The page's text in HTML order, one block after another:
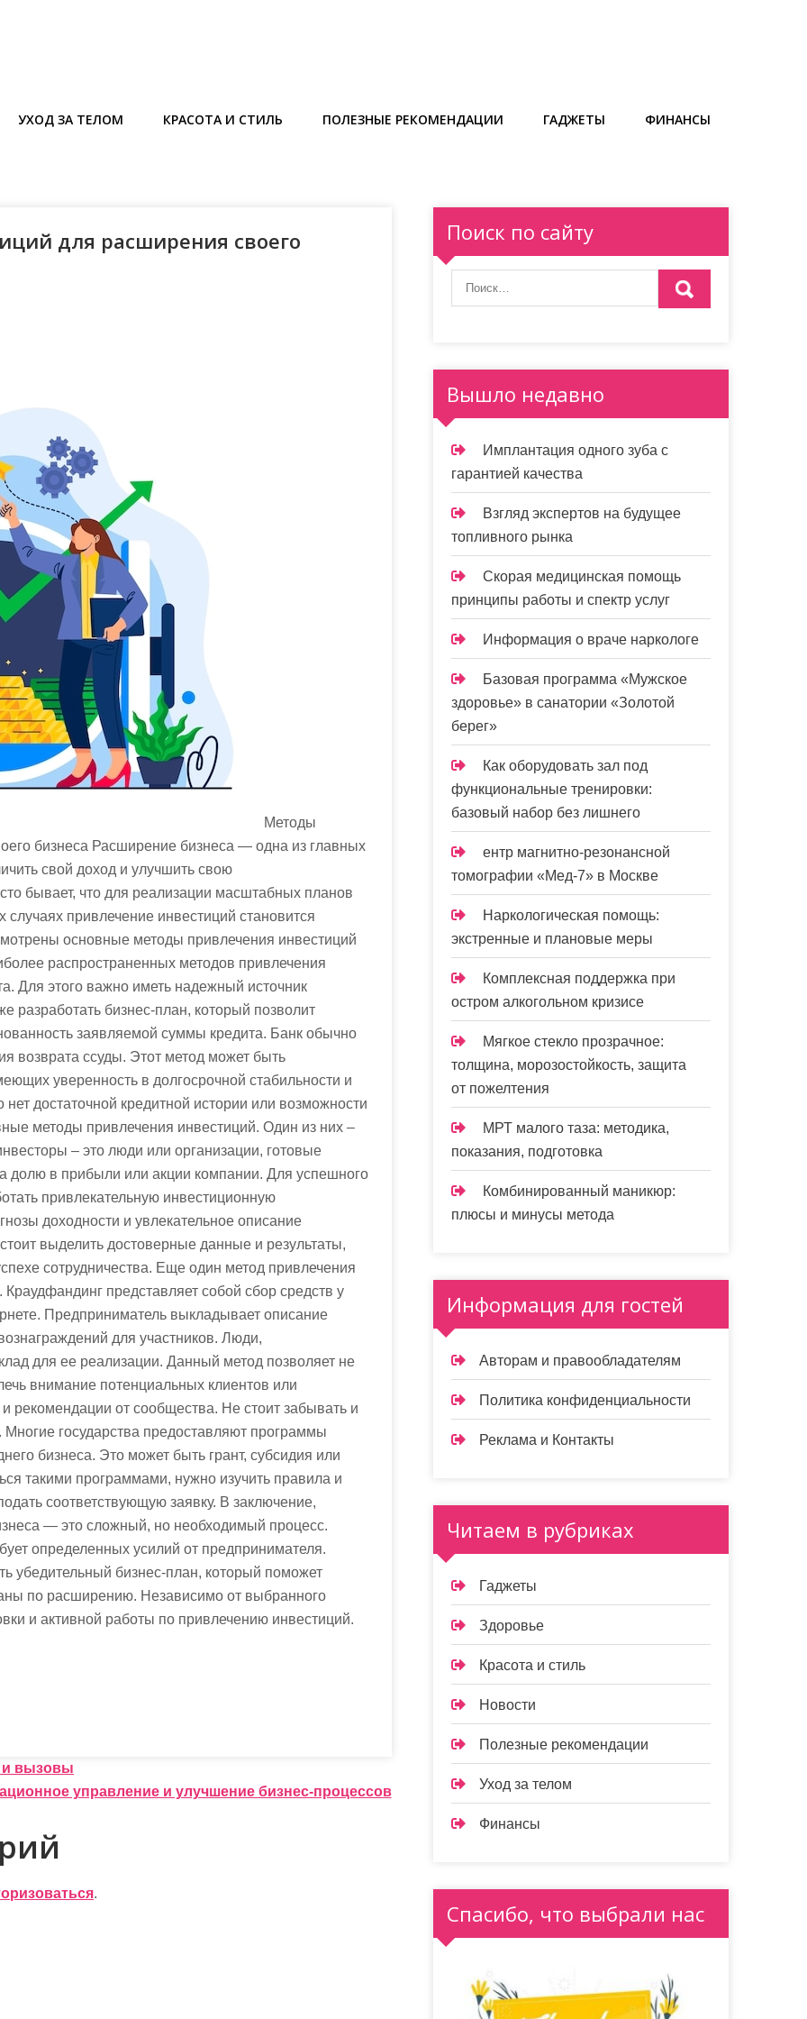
УХОД ЗА ТЕЛОМ КРАСОТА И СТИЛЬ ПОЛЕЗНЫЕ РЕКОМЕНДАЦИИ ГАДЖЕТЫ ФИНАНСЫ
для расширения своего
Методы
бизнеса Расширение бизнеса — одна из главных
свой доход и улучшить свою
бывает, что для реализации масштабных планов
привлечение инвестиций становится
основные методы привлечения инвестиций
распространенных методов привлечения
Для этого важно иметь надежный источник
разработать бизнес-план, который позволит
заявляемой суммы кредита. Банк обычно
возврата ссуды. Этот метод может быть
уверенность в долгосрочной стабильности и
достаточной кредитной истории или возможности
методы привлечения инвестиций. Один из них –
– это люди или организации, готовые
долю в прибыли или акции компании. Для успешного
привлекательную инвестиционную
доходности и увлекательное описание
выделить достоверные данные и результаты,
сотрудничества. Еще один метод привлечения
представляет собой сбор средств у
Предприниматель выкладывает описание
для участников. Люди,
для ее реализации. Данный метод позволяет не
внимание потенциальных клиентов или
рекомендации от сообщества. Не стоит забывать и
государства предоставляют программы
бизнеса. Это может быть грант, субсидия или
такими программами, нужно изучить правила и
соответствующую заявку. В заключение,
— это сложный, но необходимый процесс.
определенных усилий от предпринимателя.
убедительный бизнес-план, который поможет
по расширению. Независимо от выбранного
и активной работы по привлечению инвестиций.
и вызовы
управление и улучшение бизнес-процессов
.
Поиск по сайту
Вышло недавно
Имплантация одного зуба с
гарантией качества
Взгляд экспертов на будущее
топливного рынка
Скорая медицинская помощь
принципы работы и спектр услуг
Информация о враче наркологе
Базовая программа «Мужское
здоровье» в санатории «Золотой
берег»
Как оборудовать зал под
функциональные тренировки:
базовый набор без лишнего
ентр магнитно-резонансной
томографии «Мед-7» в Москве
Наркологическая помощь:
экстренные и плановые меры
Комплексная поддержка при
остром алкогольном кризисе
Мягкое стекло прозрачное:
толщина, морозостойкость, защита
от пожелтения
МРТ малого таза: методика,
показания, подготовка
Комбинированный маникюр:
плюсы и минусы метода
Информация для гостей
Авторам и правообладателям
Политика конфиденциальности
Реклама и Контакты
Читаем в рубриках
Гаджеты
Здоровье
Красота и стиль
Новости
Полезные рекомендации
Уход за телом
Финансы
Спасибо, что выбрали нас